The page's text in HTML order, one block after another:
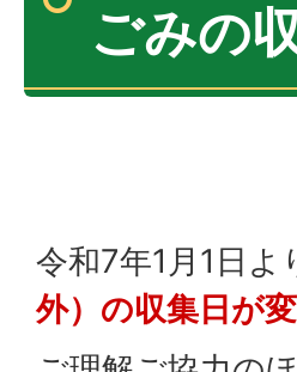
ごみの
令和7年1月1日
外）の収集日が